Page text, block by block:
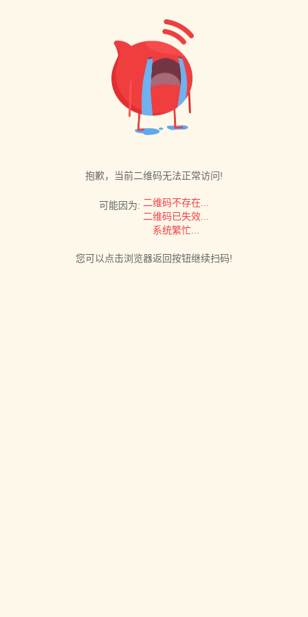
抱歉，当前二维码无法正常访问!
可能因为: 二维码不存在...
二维码已失效...
系统繁忙...
您可以点击浏览器返回按钮继续扫码!